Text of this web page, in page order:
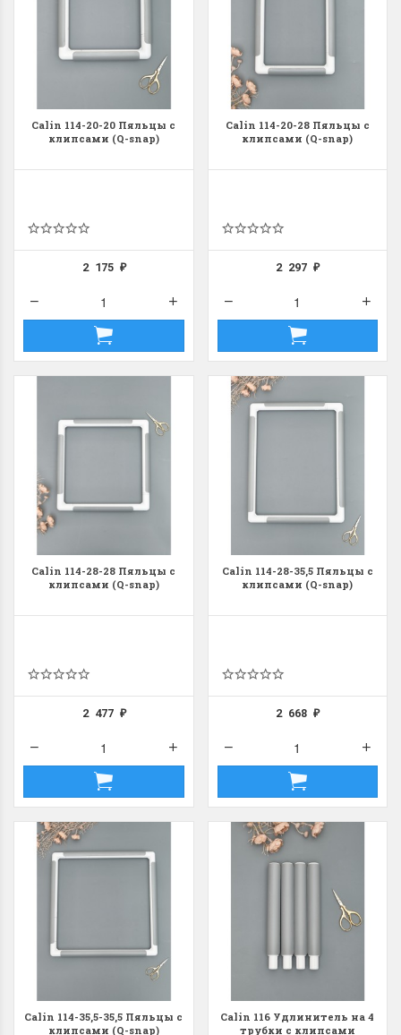
!! СКИДКА 20% ‼️ с 1 до 3 июня в
честь первого летнего дня
ПОДРОБНЕЕ
Анастасия Туманова
Раритеты Дим.
На сайте пополнение
Анастасия Туманова
22 мая 2024 13:01
Dimensions 35231
Willow Swan
(Ива-лебедь)
Хороший набор
Отличный набор, канва,
нитки и схема, всё в
Ларина Евгения
1 апреля 2026 14:55
13648USA
(Белый
с
Красивый
Очень красивый
раритетный
Ларина
Calin 114-20-20 Пяльцы с
клипсами (Q-snap)
2 175 ₽
Calin 114-20-28 Пяльцы с
клипсами (Q-snap)
2 297₽
Calin 114-28-28 Пяльцы с
клипсами (Q-snap)
2 477 ₽
Calin 114-28-35,5 Пяльцы с
клипсами (Q-snap)
2 668₽
Calin 114-35,5-35,5 Пяльцы с
клипсами (Q-snap)
Calin 116 Удлинитель на 4
трубки с клипсами